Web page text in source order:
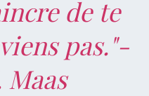
de te
pas."-
Maas